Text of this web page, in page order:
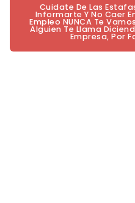
Cuidate De Las
Informarte Y No Caer
Empleo NUNCA Te
Alguien Te Llama
Empresa, Por